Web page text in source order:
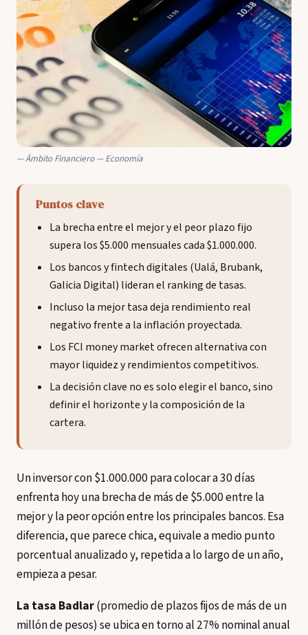
Ámbito Financiero — Economía
Puntos clave
La brecha entre el mejor y el peor plazo fijo
supera los $5.000 mensuales cada $1.000.000.
Los bancos y fintech digitales (Ualá, Brubank,
Galicia Digital) lideran el ranking de tasas.
Incluso la mejor tasa deja rendimiento real
negativo frente a la inflación proyectada.
Los FCI money market ofrecen alternativa con
mayor liquidez y rendimientos competitivos.
La decisión clave no es solo elegir el banco, sino
definir el horizonte y la composición de la
cartera.
Un inversor con $1.000.000 para colocar a 30 días
enfrenta hoy una brecha de más de $5.000 entre la
mejor y la peor opción entre los principales bancos. Esa
diferencia, que parece chica, equivale a medio punto
porcentual anualizado y, repetida a lo largo de un año,
empieza a pesar.
La tasa Badlar(promedio de plazos fijos de más de un
millón de pesos) se ubica en torno al 27% nominal anual